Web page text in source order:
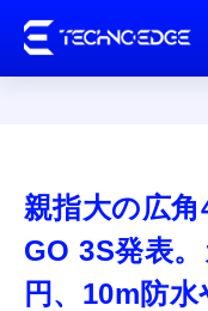
親指大の広
GO 3S発表
円、10m防